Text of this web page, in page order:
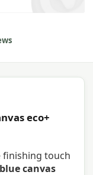
eco+
finishing touch
canvas